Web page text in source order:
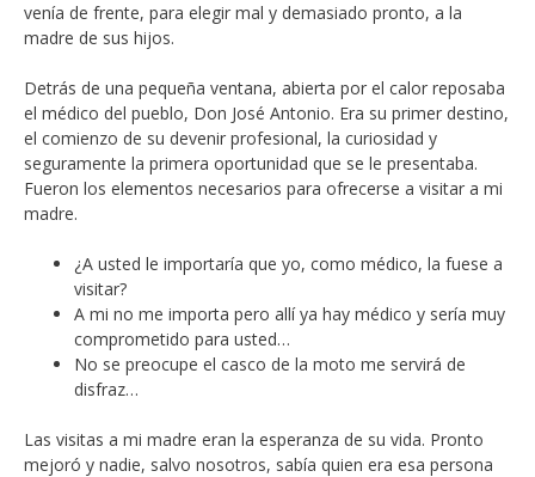
venía de frente, para elegir mal y demasiado pronto, a la
madre de sus hijos.
Detrás de una pequeña ventana, abierta por el calor reposaba
el médico del pueblo, Don José Antonio. Era su primer destino,
el comienzo de su devenir profesional, la curiosidad y
seguramente la primera oportunidad que se le presentaba.
Fueron los elementos necesarios para ofrecerse a visitar a mi
madre.
¿A usted le importaría que yo, como médico, la fuese a
visitar?
A mi no me importa pero allí ya hay médico y sería muy
comprometido para usted…
No se preocupe el casco de la moto me servirá de
disfraz…
Las visitas a mi madre eran la esperanza de su vida. Pronto
mejoró y nadie, salvo nosotros, sabía quien era esa persona